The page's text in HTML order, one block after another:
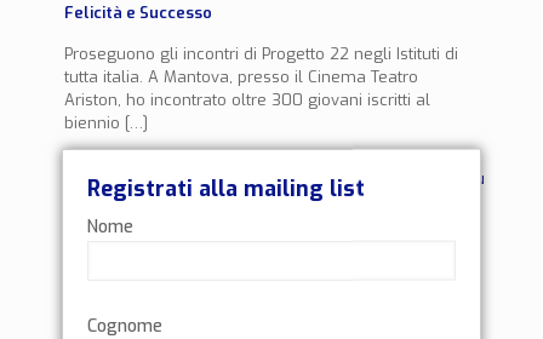
Felicità e Successo
Proseguono gli incontri di Progetto 22 negli Istituti di
tutta italia. A Mantova, presso il Cinema Teatro
Ariston, ho incontrato oltre 300 giovani iscritti al
biennio […]
0 Leggi di più
Registrati alla mailing list
Nome
Cognome